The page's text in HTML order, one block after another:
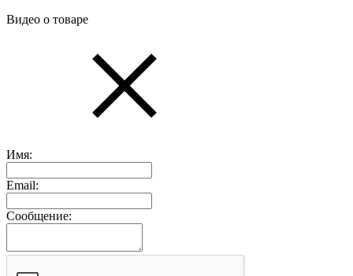
Видео о товаре
Имя:
Email:
Сообщение: